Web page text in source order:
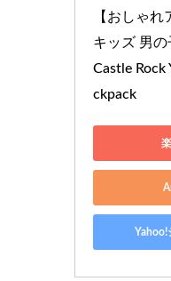
【おしゃ
キッズ 男
Castle Rock
ckpack
Yahoo!